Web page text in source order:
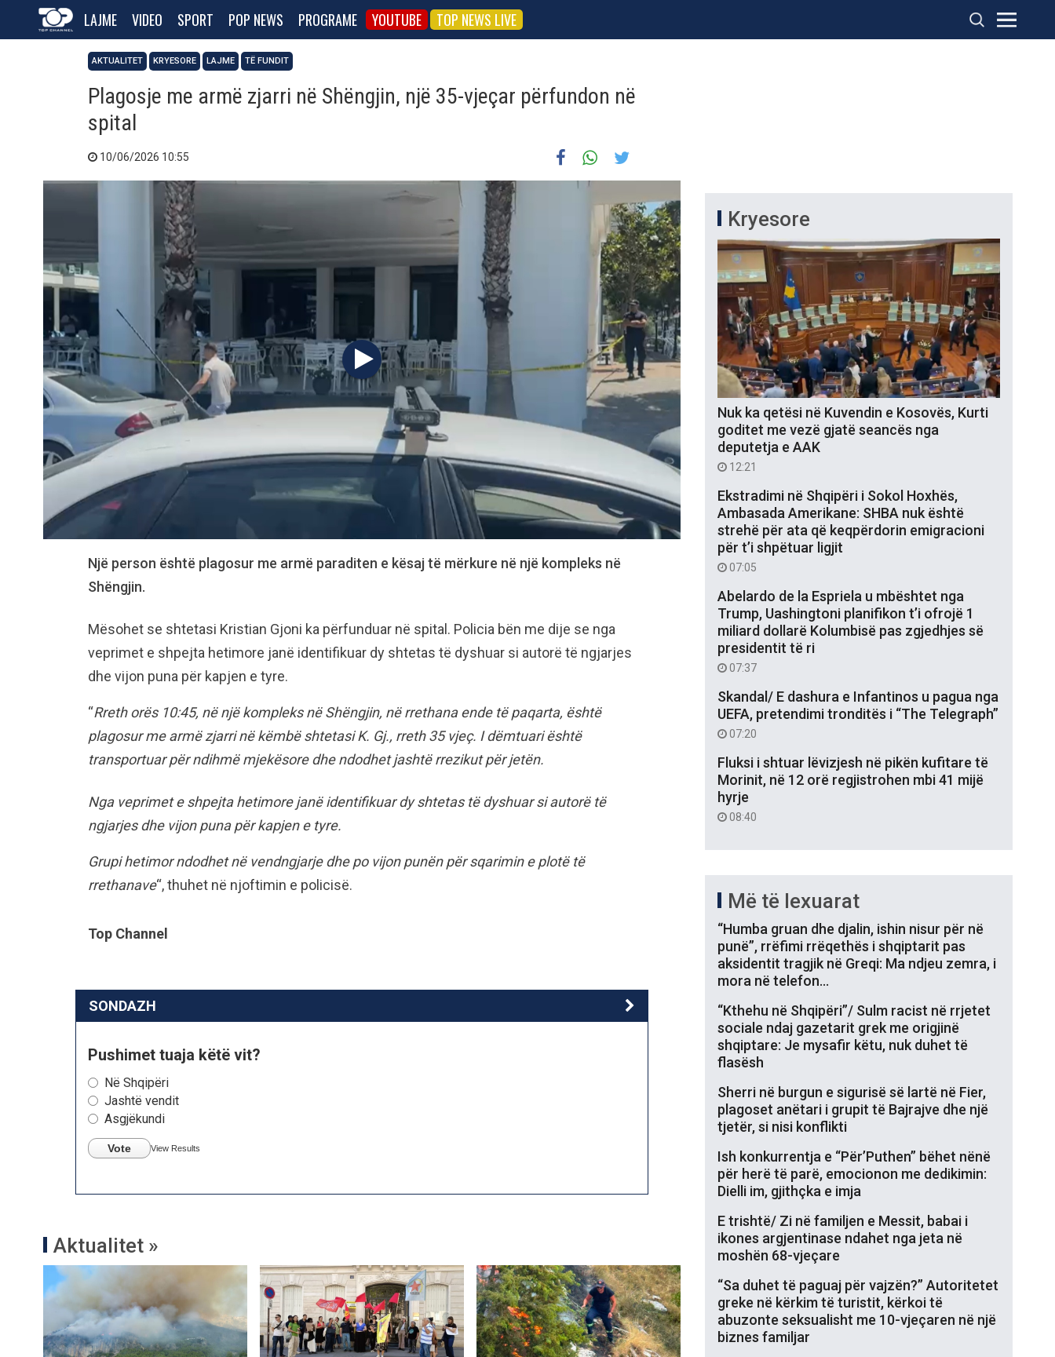
LAJME VIDEO SPORT POP NEWS PROGRAME YOUTUBE TOP NEWS LIVE
AKTUALITET KRYESORE LAJME TË FUNDIT
Plagosje me armë zjarri në Shëngjin, një 35-vjeçar përfundon në
spital
10/06/2026 10:55
Një person është plagosur me armë paraditen e kësaj të mërkure në një kompleks në
Shëngjin.
Mësohet se shtetasi Kristian Gjoni ka përfunduar në spital. Policia bën me dije se nga
veprimet e shpejta hetimore janë identifikuar dy shtetas të dyshuar si autorë të ngjarjes
dhe vijon puna për kapjen e tyre.
“Rreth orës 10:45, në një kompleks në Shëngjin, në rrethana ende të paqarta, është
plagosur me armë zjarri në këmbë shtetasi K. Gj., rreth 35 vjeç. I dëmtuari është
transportuar për ndihmë mjekësore dhe ndodhet jashtë rrezikut për jetën.
Nga veprimet e shpejta hetimore janë identifikuar dy shtetas të dyshuar si autorë të
ngjarjes dhe vijon puna për kapjen e tyre.
Grupi hetimor ndodhet në vendngjarje dhe po vijon punën për sqarimin e plotë të
rrethanave“, thuhet në njoftimin e policisë.
Top Channel
SONDAZH
Pushimet tuaja këtë vit?
Në Shqipëri
Jashtë vendit
Asgjëkundi
Vote View Results
Aktualitet »
Kryesore
Nuk ka qetësi në Kuvendin e Kosovës, Kurti
goditet me vezë gjatë seancës nga
deputetja e AAK
12:21
Ekstradimi në Shqipëri i Sokol Hoxhës,
Ambasada Amerikane: SHBA nuk është
strehë për ata që keqpërdorin emigracioni
për t’i shpëtuar ligjit
07:05
Abelardo de la Espriela u mbështet nga
Trump, Uashingtoni planifikon t’i ofrojë 1
miliard dollarë Kolumbisë pas zgjedhjes së
presidentit të ri
07:37
Skandal/ E dashura e Infantinos u pagua nga
UEFA, pretendimi tronditës i “The Telegraph”
07:20
Fluksi i shtuar lëvizjesh në pikën kufitare të
Morinit, në 12 orë regjistrohen mbi 41 mijë
hyrje
08:40
Më të lexuarat
“Humba gruan dhe djalin, ishin nisur për në
punë”, rrëfimi rrëqethës i shqiptarit pas
aksidentit tragjik në Greqi: Ma ndjeu zemra, i
mora në telefon…
“Kthehu në Shqipëri”/ Sulm racist në rrjetet
sociale ndaj gazetarit grek me origjinë
shqiptare: Je mysafir këtu, nuk duhet të
flasësh
Sherri në burgun e sigurisë së lartë në Fier,
plagoset anëtari i grupit të Bajrajve dhe një
tjetër, si nisi konflikti
Ish konkurrentja e “Për’Puthen” bëhet nënë
për herë të parë, emocionon me dedikimin:
Dielli im, gjithçka e imja
E trishtë/ Zi në familjen e Messit, babai i
ikones argjentinase ndahet nga jeta në
moshën 68-vjeçare
“Sa duhet të paguaj për vajzën?” Autoritetet
greke në kërkim të turistit, kërkoi të
abuzonte seksualisht me 10-vjeçaren në një
biznes familjar